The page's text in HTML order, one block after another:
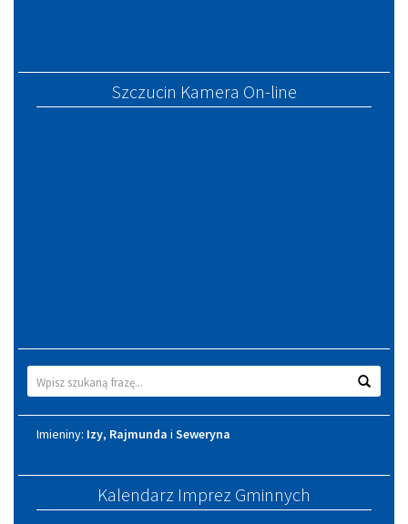
Szczucin Kamera On-line
Wyszukiwarka
Imieniny
Imieniny: Izy, Rajmunda i Seweryna
Kalendarz Imprez Gminnych